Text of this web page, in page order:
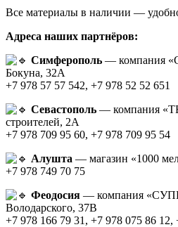
Все материалы в наличии —
Адреса наших партнёров:
Симферополь — компания
Бокуна, 32А
+7 978 57 57 542, +7 978 52 52 651
Севастополь — компания
строителей, 2А
+7 978 709 95 60, +7 978 709 95 54
Алушта — магазин «1000
+7 978 749 70 75
Феодосия — компания
Володарского, 37В
+7 978 166 79 31, +7 978 075 86 12,